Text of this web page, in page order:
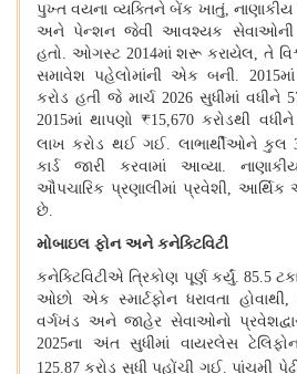
પુખ્ત વયના વ્યક્તિને બેંક ખાતું,
અને પેન્શન જેવી આવશ્યક સેવાઓની
હતો. ઓગસ્ટ 2014માં શરૂ કરાયેલ, તે
સમાવેશ પહેલોમાંની એક બની. 2015
કરોડ હતી જે માર્ચ 2026 સુધીમાં વધીને
2015માં થાપણો ₹15,670 કરોડથી વધીને
લાખ કરોડ થઈ ગઈ . લાભાર્થીઓને કુલ
કાર્ડ જારી કરવામાં આવ્યા.
ઔપચારિક પ્રણાલીમાં પ્રવેશી,
છે.
મોબાઇલ ફોન અને કનેક્ટિવિટી
કનેક્ટિવિટીએ ત્રિકોણ પૂર્ણ કર્યું. 85.5
ઓછો એક સ્માર્ટફોન ધરાવતા
વર્ગખંડ અને જાહેર સેવાઓનો
2025ના અંત સુધીમાં વાયરલેસ
125.87કરોડ સુધી પહોંચી ગઈ . પાંચમી